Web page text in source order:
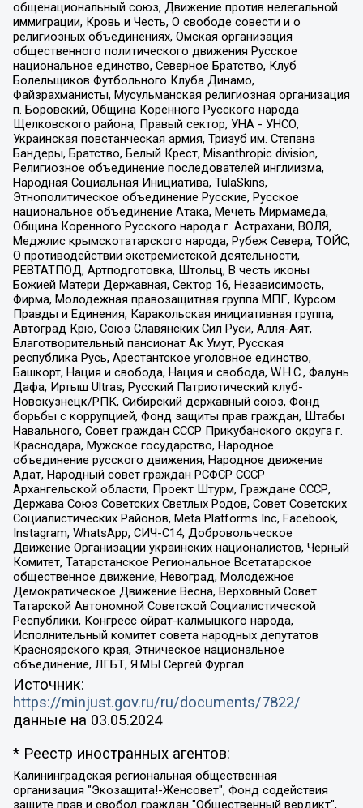
общенациональный союз, Движение против нелегальной
иммиграции, Кровь и Честь, О свободе совести и о
религиозных объединениях, Омская организация
общественного политического движения Русское
национальное единство, Северное Братство, Клуб
Болельщиков Футбольного Клуба Динамо,
Файзрахманисты, Мусульманская религиозная организация
п. Боровский, Община Коренного Русского народа
Щелковского района, Правый сектор, УНА - УНСО,
Украинская повстанческая армия, Тризуб им. Степана
Бандеры, Братство, Белый Крест, Misanthropic division,
Религиозное объединение последователей инглиизма,
Народная Социальная Инициатива, TulaSkins,
Этнополитическое объединение Русские, Русское
национальное объединение Атака, Мечеть Мирмамеда,
Община Коренного Русского народа г. Астрахани, ВОЛЯ,
Меджлис крымскотатарского народа, Рубеж Севера, ТОЙС,
О противодействии экстремистской деятельности,
РЕВТАТПОД, Артподготовка, Штольц, В честь иконы
Божией Матери Державная, Сектор 16, Независимость,
Фирма, Молодежная правозащитная группа МПГ, Курсом
Правды и Единения, Каракольская инициативная группа,
Автоград Крю, Союз Славянских Сил Руси, Алля-Аят,
Благотворительный пансионат Ак Умут, Русская
республика Русь, Арестантское уголовное единство,
Башкорт, Нация и свобода, Нация и свобода, W.H.С., Фалунь
Дафа, Иртыш Ultras, Русский Патриотический клуб-
Новокузнецк/РПК, Сибирский державный союз, Фонд
борьбы с коррупцией, Фонд защиты прав граждан, Штабы
Навального, Совет граждан СССР Прикубанского округа г.
Краснодара, Мужское государство, Народное
объединение русского движения, Народное движение
Адат, Народный совет граждан РСФСР СССР
Архангельской области, Проект Штурм, Граждане СССР,
Держава Союз Советских Светлых Родов, Совет Советских
Социалистических Районов, Meta Platforms Inc, Facebook,
Instagram, WhatsApp, СИЧ-С14, Добровольческое
Движение Организации украинских националистов, Черный
Комитет, Татарстанское Региональное Всетатарское
общественное движение, Невоград, Молодежное
Демократическое Движение Весна, Верховный Совет
Татарской Автономной Советской Социалистической
Республики, Конгресс ойрат-калмыцкого народа,
Исполнительный комитет совета народных депутатов
Красноярского края, Этническое национальное
объединение, ЛГБТ, Я.МЫ Сергей Фургал
Источник:
https://minjust.gov.ru/ru/documents/7822/
данные на 03.05.2024
* Реестр иностранных агентов:
Калининградская региональная общественная организация "Экозащита!-Женсовет", Фонд содействия защите прав и свобод граждан "Общественный вердикт", Фонд "Институт Развития Свободы Информации", Частное учреждение "Информационное агентство МЕМО. РУ", Региональная общественная организация "Общественная комиссия по сохранению наследия академика Сахарова", Фонд поддержки свободы прессы, Санкт-Петербургская общественная правозащитная организация "Гражданский контроль", Межрегиональная общественная организация "Информационно-просветительский центр "Мемориал", Региональный Фонд "Центр Защиты Прав Средств Массовой Информации", с 05.12.2023 Фонд "Центр Защиты Прав Средств массовой информации", Региональная общественная благотворительная организация помощи беженцам и мигрантам "Гражданское содействие", Негосударственное образовательное учреждение дополнительного профессионального образования (повышение квалификации) специалистов "АКАДЕМИЯ ПО ПРАВАМ ЧЕЛОВЕКА", Свердловская региональная общественная организация "Сутяжник", Автономная некоммерческая организация "Центр независимых социологических исследований", Союз общественных объединений "Российский исследовательский центр по правам человека", Региональное общественное учреждение научно-информационный центр "МЕМОРИАЛ", Некоммерческая организация "Фонд защиты гласности", Автономная некоммерческая организация "Институт прав человека", Городская общественная организация "Екатеринбургское общество "МЕМОРИАЛ", Городская общественная организация "Рязанское историко-просветительское и правозащитное общество "Мемориал" (Рязанский Мемориал), Челябинский региональный орган общественной самодеятельности – женское общественное объединение "Женщины Евразии", Челябинский региональный орган общественной самодеятельности "Уральская правозащитная группа", Фонд содействия защите здоровья и социальной справедливости имени Андрея Рылькова, Автономная Некоммерческая Организация "Аналитический Центр Юрия Левады", Автономная некоммерческая организация социальной поддержки населения "Проект Апрель", Региональная общественная организация помощи женщинам и детям, находящимся в кризисной ситуации "Информационно-методический центр "Анна", Фонд содействия развитию массовых коммуникаций и правовому просвещению "Так-так-Так", Фонд содействия устойчивому развитию "Серебряная тайга", Свердловский региональный общественный фонд социальных проектов "Новое время", "Idel.Реалии", Кавказ.Реалии, Крым.Реалии, Телеканал Настоящее Время, Татаро-башкирская служба Радио Свобода (Azatliq Radiosi), Радио Свободная Европа/Радио Свобода (PCE/PC), "Сибирь.Реалии", "Фактограф", Благотворительный фонд помощи осужденным и их семьям, Автономная некоммерческая организация "Институт глобализации и социальных движений", Фонд "В защиту прав заключенных", Частное учреждение "Центр поддержки и содействия развитию средств массовой информации", Пензенский региональный общественный благотворительный фонд "Гражданский союз", "Север.Реалии", Некоммерческая организация Фонд "Правовая инициатива", Общество с ограниченной ответственностью "Радио Свободная Европа/Радио Свобода", Чешское информационное агентство "MEDIUM-ORIENT", Красноярская региональная общественная организация "Мы против СПИДа", Камалягин Денис Николаевич, Маркелов Сергей Евгеньевич, Пономарев Лев Александрович, Савицкая Людмила Алексеевна, Автономная некоммерческая организация "Центр по работе с проблемой насилия "НАСИЛИЮ.НЕТ", Межрегиональный профессиональный союз работников здравоохранения "Альянс врачей", Юридическое лицо, зарегистрированное в Латвийской Республике, SIA "Medusa Project" (регистрационный номер 40103797863, дата регистрации 10.06.2014), Некоммерческая организация "Фонд по борьбе с коррупцией", Автономная некоммерческая организация "Институт права и публичной политики", Баданин Роман Сергеевич, Гликин Максим Александрович, Железнова Мария Михайловна, Лукьянова Юлия Сергеевна, Маетная Елизавета Витальевна, Маняхин Петр Борисович, Чуракова Ольга Владимировна, Ярош Юлия Петровна, Юридическое лицо "The Insider SIA", зарегистрированное в Риге, Латвийская Республика (дата регистрации 26.06.2015), являющееся администратором доменного имени интернет-издания "The Insider SIA", https://theins.ru, Постернак Алексей Евгеньевич, Рубин Михаил Аркадьевич, Анин Роман Александрович, Юридическое лицо Istories fonds, зарегистрированное в Латвийской Республике (регистрационный номер 50008295751, дата регистрации 24.02.2020), Великовский Дмитрий Александрович, Долинина Ирина Николаевна, Мароховская Алеся Алексеевна, Шлейнов Роман Юрьевич, Шмагун Олеся Валентиновна, Общество с ограниченной ответственностью "Альтаир 2021", Общество с ограниченной ответственностью "Вега 2021", Общество с ограниченной ответственностью "Главный редактор 2021", Общество с ограниченной ответственностью "Ромашки монолит", Важенков Артем Валерьевич, Ивановская областная общественная организация "Центр гендерных исследований", Гурман Юрий Альбертович, Медиапроект "ОВД-Инфо", Егоров Владимир Владимирович, Жилинский Владимир Александрович, Общество с ограниченной ответственностью "ЗП", Иванова София Юрьевна, Карезина Инна Павловна, Кильтау Екатерина Викторовна, Петров Алексей Викторович, Пискунов Сергей Евгеньевич, Смирнов Сергей Сергеевич, Тихонов Михаил Сергеевич, Общество с ограниченной ответственностью "ЖУРНАЛИСТ-ИНОСТРАННЫЙ АГЕНТ", Арапова Галина Юрьевна, Вольтская Татьяна Анатольевна, Американская компания "Mason G.E.S. Anonymous Foundation" (США), являющаяся владельцем интернет-издания https://mnews.world/, Компания "Stichting Bellingcat", зарегистрированная в Нидерландах (дата регистрации 11.07.2018), Захаров Андрей Вячеславович, Клепиковская Екатерина Дмитриевна, Общество с ограниченной ответственностью "МЕМО", Перл Роман Александрович, Симонов Евгений Алексеевич, Соловьева Елена Анатольевна, Сотников Даниил Владимирович, Сурначева Елизавета Дмитриевна, Автономная некоммерческая организация по защите прав человека и информированию населения "Якутия – Наше Мнение", Общество с ограниченной ответственностью "Москоу диджитал медиа", с 26.01.2023 Общество с ограниченной ответственностью "Чайка Белые сады", Ветошкина Валерия Валерьевна, Заговора Максим Александрович, Межрегиональное общественное движение "Российская ЛГБТ - сеть", Оленичев Максим Владимирович, Павлов Иван Юрьевич, Скворцова Елена Сергеевна, Общество с ограниченной ответственностью "Как бы инагент", Кочетков Игорь Викторович, Общество с ограниченной ответственностью "Честные выборы", Еланчик Олег Александрович, Общество с ограниченной ответственностью "Нобелевский призыв", Гималова Регина Эмилевна, Григорьев Андрей Валерьевич, Григорьева Алина Александровна, Ассоциация по содействию защите прав призывников, альтернативнослужащих и военнослужащих "Правозащитная группа "Гражданин.Армия.Право", Хисамова Регина Фаритовна, Автономная некоммерческая организация по реализации социально-правовых программ "Лилит", Дальневосточное общественное движение "Маяк", Санкт-Петербургская ЛГБТ-инициативная группа "Выход", Инициативная группа ЛГБТ+ "Реверс", Алексеев Андрей Викторович, Бекбулатова Таисия Львовна, Беляев Иван Михайлович, Владыкина Елена Сергеевна, Гельман Марат Александрович, Никульшина Вероника Юрьевна, Толоконникова Надежда Андреевна, Шендерович Виктор Анатольевич, Общество с ограниченной ответственностью "Данное сообщение", Общество с ограниченной ответственностью Издательский дом "Новая глава", Айнбиндер Александра Александровна, Московский комьюнити-центр для ЛГБТ+инициатив, Благотворительный фонд развития филантропии, Deutsche Welle (Германия, Kurt-Schumacher-Strasse 3, 53113 Bonn), Борзунова Мария Михайловна, Воробьев Виктор Викторович, Голубева Анна Львовна, Константинова Алла Михайловна, Малкова Ирина Владимировна, Мурадов Мурад Абдулгалимович, Осетинская Елизавета Николаевна, Понасенков Евгений Николаевич, Ганапольский Матвей Юрьевич, Киселев Евгений Алексеевич, Борухович Ирина Григорьевна, Дремин Иван Тимофеевич, Дубровский Дмитрий Викторович, Красноярская региональная общественная организация поддержки и развития альтернативных образовательных технологий и межкультурных коммуникаций "ИНТЕРРА", Маяковская Екатерина Алексеевна, Фейгин Марк Захарович, Филимонов Андрей Викторович, Дзугкоева Регина Николаевна, Доброхотов Роман Александрович, Дудь Юрий Александрович, Елкин Сергей Владимирович, Кругликов Кирилл Игоревич, Сабунаева Мария Леонидовна, Семенов Алексей Владимирович, Шаинян Карен Багратович, Шульман Екатерина Михайловна, Асафьев Артур Валерьевич, Вахштайн Виктор Семенович, Венедиктов Алексей Алексеевич, Лушникова Екатерина Евгеньевна, Волков Леонид Михайлович, Невзоров Александр Глебович, Пархоменко Сергей Борисович, Сироткин Ярослав Николаевич, Кара-Мурза Владимир Владимирович, Баранова Наталья Владимировна, Гозман Леонид Яковлевич, Кагарлицкий Борис Юльевич, Климарев Михаил Валерьевич, Милов Владимир Станиславович, Автономная некоммерческая организация Краснодарский центр современного искусства "Типография", Моргенштерн Алишер Тагирович, Соболь Любовь Эдуардовна, Общество с ограниченной ответственностью "ЛИЗА НОРМ", Каспаров Гарри Кимович, Ходорковский Михаил Борисович, Общество с ограниченной ответственностью "Апрельские тезисы", Данилович Ирина Брониславовна, Кашин Олег Владимирович, Петров Николай Владимирович, Пивоваров Алексей Владимирович, Соколов Михаил Владимирович, Цветкова Юлия Владимировна, Чичваркин Евгений Александрович, Комитет против пыток/Команда против пыток, Общество с ограниченной ответственностью "Первый научный", Общество с ограниченной ответственностью "Вертолет и ко", Белоцерковская Вероника Борисовна, Кац Максим Евгеньевич, Лазарева Татьяна Юрьевна, Шаведдинов Руслан Табризович, Яшин Илья Валерьевич, Общество с ограниченной ответственностью "Иноагент ААВ", Алешковский Дмитрий Петрович, Альбац Евгения Марковна, Быков Дмитрий Львович, Галямина Юлия Евгеньевна, Лойко Сергей Леонидович, Мартынов Кирилл Константинович, Медведев Сергей Александрович, Крашенинников Федор Геннадиевич, Гордеева Катерина Вл